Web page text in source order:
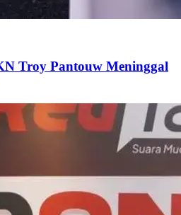
Troy Pantouw Meninggal